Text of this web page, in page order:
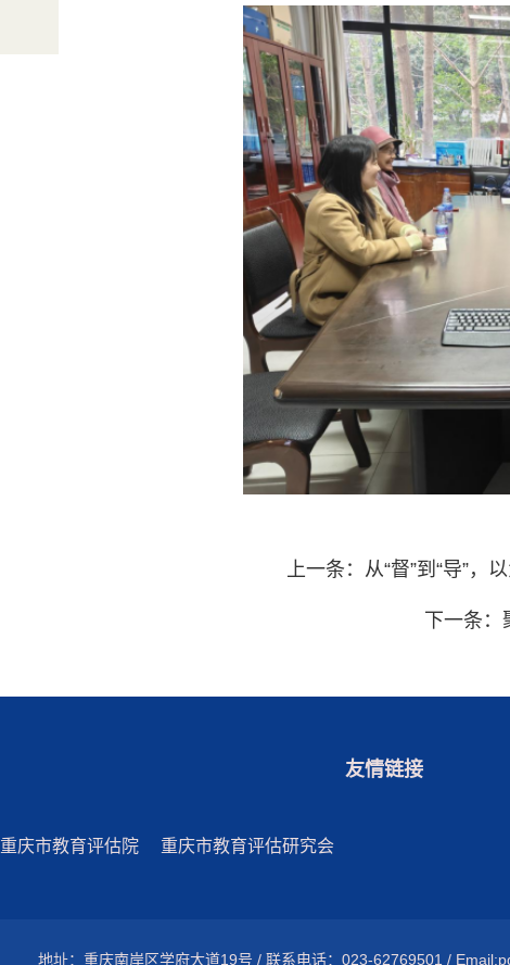
上一条： 从“督”到“导”
下一条：
友情链接
重庆市教育评估院 重庆市教育评估研究会
地址：重庆南岸区学府大道19号 / 联系电话：023-62769501 /